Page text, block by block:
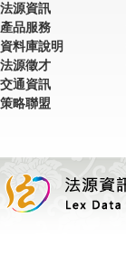
法源資訊
產品服務
資料庫說明
法源徵才
交通資訊
策略聯盟